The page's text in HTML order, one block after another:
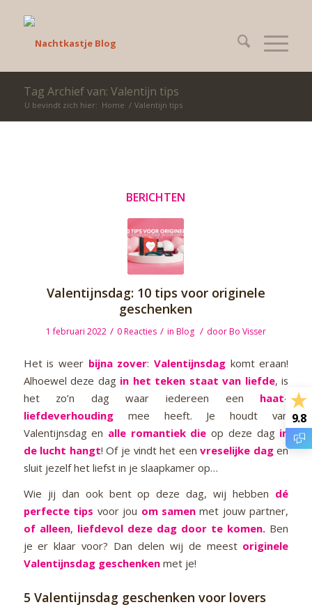
9.8
Tag Archief van: Valentijn tips
U bevindt zich hier: Home / Valentijn tips
BERICHTEN
Valentijnsdag: 10 tips voor originele
geschenken
1 februari 2022 / 0 Reacties / in Blog / doorBo Visser
Het is weer bijna zover:Valentijnsdag komt eraan!
Alhoewel deze dag in het teken staat van liefde, is
het zo’n dag waar iedereen een haat-
liefdeverhoudingmee heeft. Je houdt van
Valentijnsdag en alle romantiek die op deze dagin
de lucht hangt! Of je vindt het eenvreselijke dagen
sluit jezelf het liefst in je slaapkamer op…
Wie jij dan ook bent op deze dag, wij hebben dé
perfecte tips voor jou om samenmet jouw partner,
of alleen, liefdevol deze dag door te komen. Ben
je er klaar voor? Dan delen wij de meest originele
Valentijnsdag geschenkenmet je!
5 Valentijnsdag geschenken voor lovers